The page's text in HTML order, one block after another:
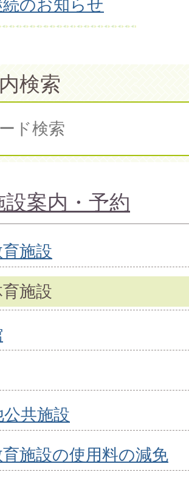
のお知らせ
検索
案内・予約
施設
施設
共施設
施設の使用料の減免